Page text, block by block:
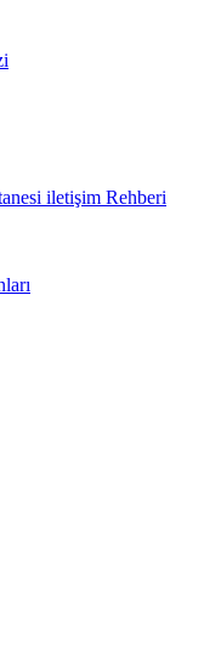
iletişim Rehberi